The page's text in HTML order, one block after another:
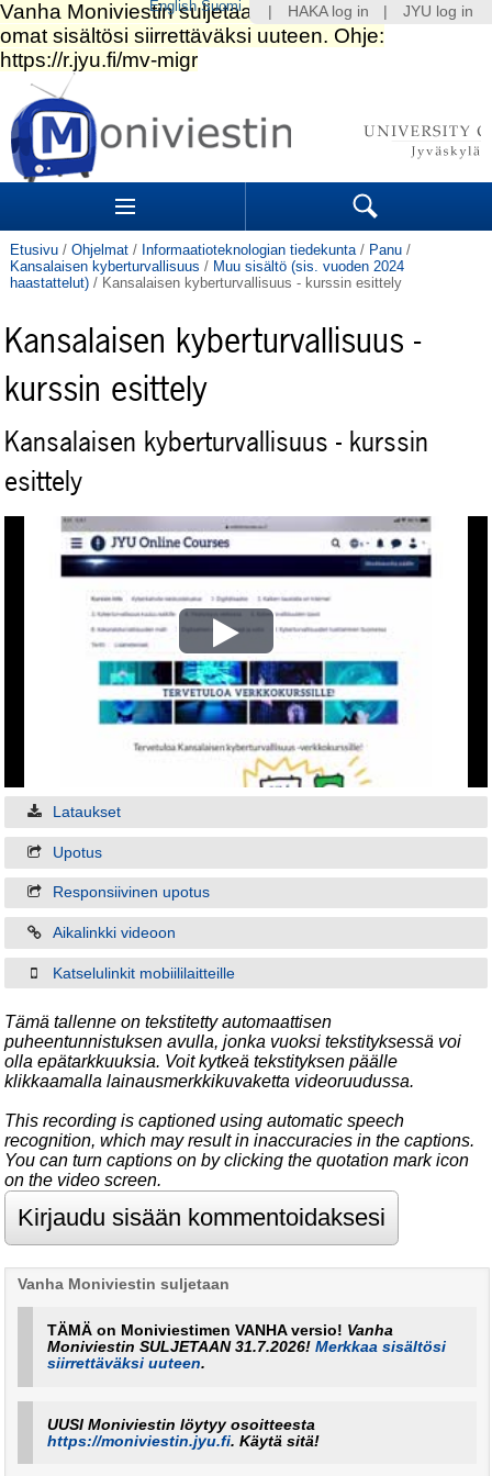
Siirry
sisältöön.
|
Siirry
navigointiin
Sections Search
Etusivu / Ohjelmat / Informaatioteknologian tiedekunta / Panu /
Kansalaisen kyberturvallisuus / Muu sisältö (sis. vuoden 2024
haastattelut) / Kansalaisen kyberturvallisuus - kurssin esittely
Kansalaisen kyberturvallisuus -
kurssin esittely
Kansalaisen kyberturvallisuus - kurssin
esittely
Play
Video
Lataukset
Upotus
Responsiivinen upotus
Aikalinkki videoon
Katselulinkit mobiililaitteille
Tämä tallenne on tekstitetty automaattisen
puheentunnistuksen avulla, jonka vuoksi tekstityksessä voi
olla epätarkkuuksia. Voit kytkeä tekstityksen päälle
klikkaamalla lainausmerkkikuvaketta videoruudussa.
This recording is captioned using automatic speech
recognition, which may result in inaccuracies in the captions.
You can turn captions on by clicking the quotation mark icon
on the video screen.
Vanha Moniviestin suljetaan
TÄMÄ on Moniviestimen VANHA versio! Vanha
Moniviestin SULJETAAN 31.7.2026!Merkkaa sisältösi
siirrettäväksi uuteen.
UUSI Moniviestin löytyy osoitteesta
https://moniviestin.jyu.fi. Käytä sitä!
HAKA log in JYU log in
English Suomi